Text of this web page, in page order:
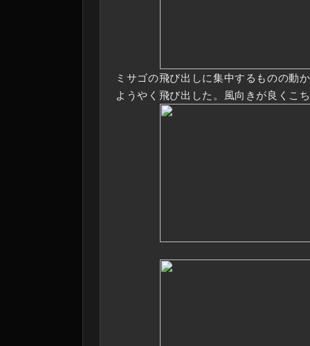
ミサゴの飛び出しに集中するものの動
ようやく飛び出した。風向きが良くこ